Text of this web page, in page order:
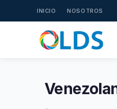
INICIO NOSOTROS